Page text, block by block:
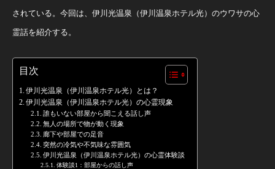
されている。今回は、伊川光温泉（伊川温泉ホテル光）のウワサの心
霊話を紹介する。
目次
伊川光温泉（伊川温泉ホテル光）とは？
伊川光温泉（伊川温泉ホテル光）の心霊現象
誰もいない部屋から聞こえる話し声
無人の場所で物が動く現象
廊下や部屋での足音
突然の冷気や不気味な雰囲気
伊川光温泉（伊川温泉ホテル光）の心霊体験談
体験談1：部屋からの話し声